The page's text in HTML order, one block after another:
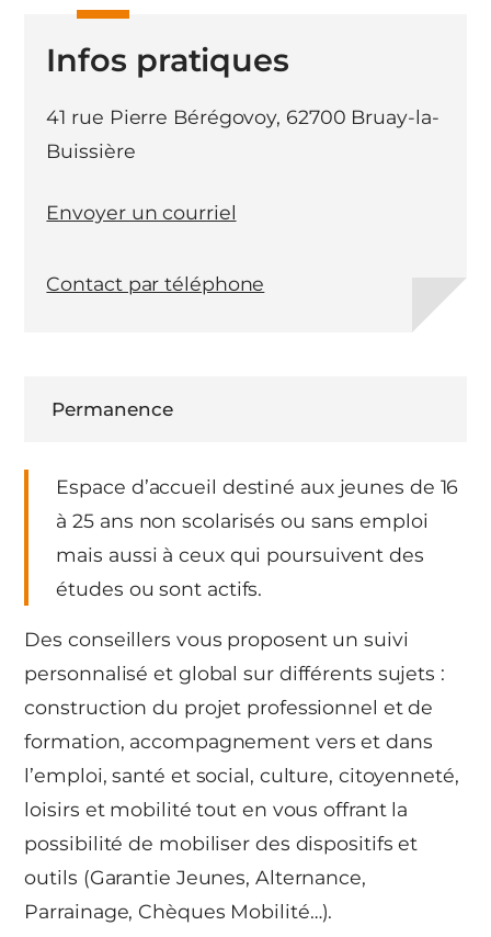
Espace d’accueil destiné aux jeunes de 16
à 25 ans non scolarisés ou sans emploi
mais aussi à ceux qui poursuivent des
études ou sont actifs.
Des conseillers vous proposent un suivi
personnalisé et global sur différents sujets :
construction du projet professionnel et de
formation, accompagnement vers et dans
l’emploi, santé et social, culture, citoyenneté,
loisirs et mobilité tout en vous offrant la
possibilité de mobiliser des dispositifs et
outils (Garantie Jeunes, Alternance,
Parrainage, Chèques Mobilité…).
Infos pratiques
41 rue Pierre Bérégovoy, 62700 Bruay-la-
Buissière
Envoyer un courriel
Contact par téléphone
Permanence